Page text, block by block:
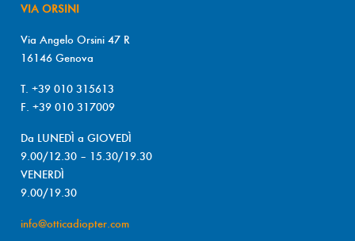
VIA ORSINI
Via Angelo Orsini 47 R
16146 Genova
T. +39 010 315613
F. +39 010 317009
Da LUNEDÌ a GIOVEDÌ
9.00/12.30 – 15.30/19.30
VENERDÌ
9.00/19.30
info@otticadiopter.com